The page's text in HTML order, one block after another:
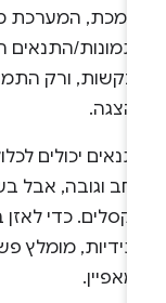
המערכת
התנאים
ורק
יכולים
וגובה, אבל
כדי לאזן
מומלץ